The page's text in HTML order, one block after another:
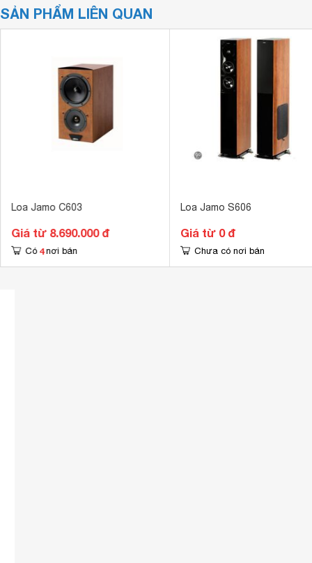
SẢN PHẨM LIÊN QUAN
Loa Jamo C603
Giá từ 8.690.000 đ
Có 4 nơi bán
Loa Jamo S606
Giá từ 0 đ
Chưa có nơi bán